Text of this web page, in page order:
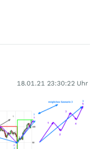
18.01.21 23:30:22 Uhr